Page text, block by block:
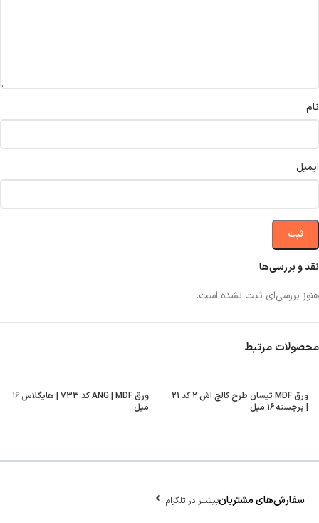
نقد و بررسی‌ها
هنوز بررسی‌ای ثبت نشده است.
نام
ایمیل
محصولات مرتبط
ورق MDF تیسان طرح کالج اش ۲ کد ۲۱
| برجسته ۱۶ میل
ورق ANG | MDF کد ۷۳۳ | هایگلاس ۱۶
میل
سفارش‌های مشتریانبیشتر در تلگرام